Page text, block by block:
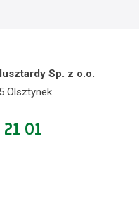
Sp. z o.o.
Olsztynek
01